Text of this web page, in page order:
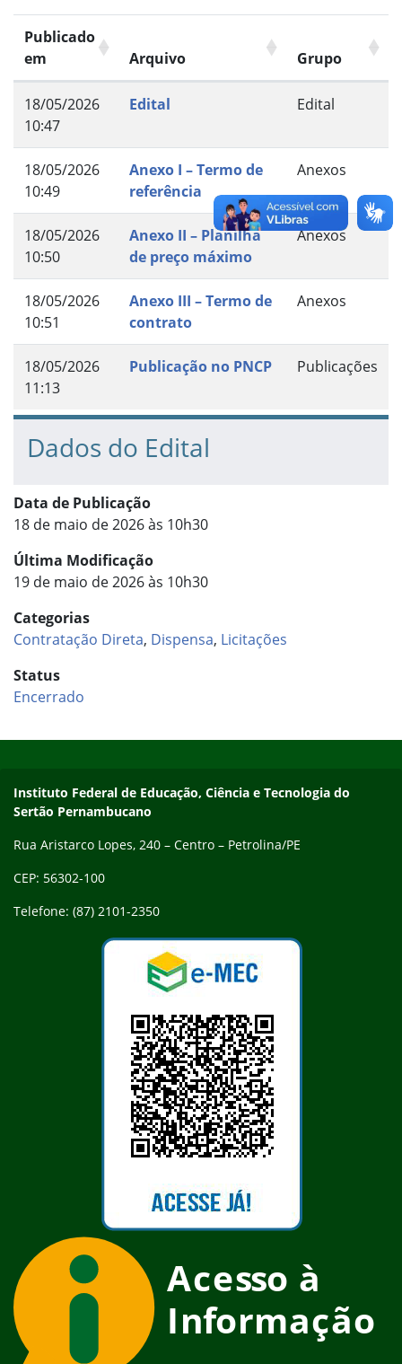
Publicado
em
Arquivo Grupo
18/05/2026
10:47
Edital Edital
18/05/2026
10:49
Anexo I – Termo de
referência
Anexos
18/05/2026
10:50
Anexo II – Planilha
de preço máximo
Anexos
18/05/2026
10:51
Anexo III – Termo de
contrato
Anexos
18/05/2026
11:13
Publicação no PNCP Publicações
Dados do Edital
Data de Publicação
18 de maio de 2026 às 10h30
Última Modificação
19 de maio de 2026 às 10h30
Categorias
Contratação Direta, Dispensa, Licitações
Status
Encerrado
Endereço
Instituto Federal de Educação, Ciência e Tecnologia do
Sertão Pernambucano
Rua Aristarco Lopes, 240 – Centro – Petrolina/PE
CEP: 56302-100
Telefone: (87) 2101-2350